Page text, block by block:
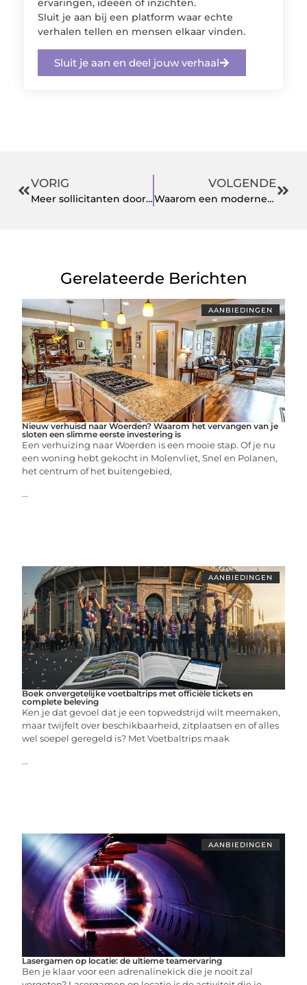
ervaringen, ideeën of inzichten.
Sluit je aan bij een platform waar echte
verhalen tellen en mensen elkaar vinden.
Sluit je aan en deel jouw verhaal
VORIG
Meer sollicitanten door slimmer zichtbaar te zijn
VOLGENDE
Waarom een moderne rijstvergiet deel uitmaakt van een geharmoniseerde grootkeukenopstelling
Gerelateerde Berichten
AANBIEDINGEN
Nieuw verhuisd naar Woerden? Waarom het vervangen van je
sloten een slimme eerste investering is
Een verhuizing naar Woerden is een mooie stap. Of je nu
een woning hebt gekocht in Molenvliet, Snel en Polanen,
het centrum of het buitengebied,
...
AANBIEDINGEN
Boek onvergetelijke voetbaltrips met officiële tickets en
complete beleving
Ken je dat gevoel dat je een topwedstrijd wilt meemaken,
maar twijfelt over beschikbaarheid, zitplaatsen en of alles
wel soepel geregeld is? Met Voetbaltrips maak
...
AANBIEDINGEN
Lasergamen op locatie: de ultieme teamervaring
Ben je klaar voor een adrenalinekick die je nooit zal